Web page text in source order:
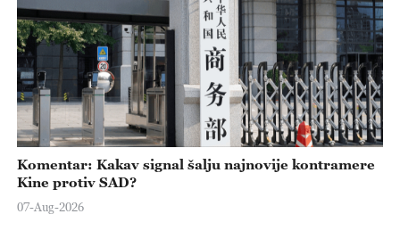
Komentar: Kakav signal šalju najnovije kontramere
Kine protiv SAD?
07-Aug-2026